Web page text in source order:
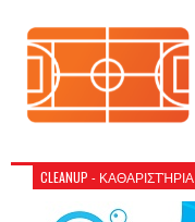
CLEANUP - ΚΑΘΑΡΙΣΤΉΡΙΑ